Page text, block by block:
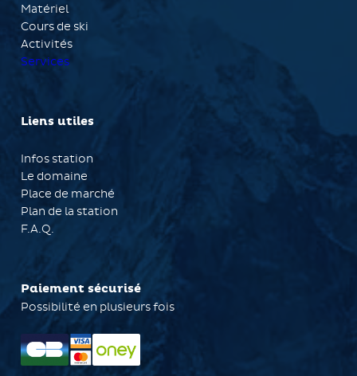
Matériel
Cours de ski
Activités
Services
Liens utiles
Infos station
Le domaine
Place de marché
Plan de la station
F.A.Q.
Paiement sécurisé
Possibilité en plusieurs fois